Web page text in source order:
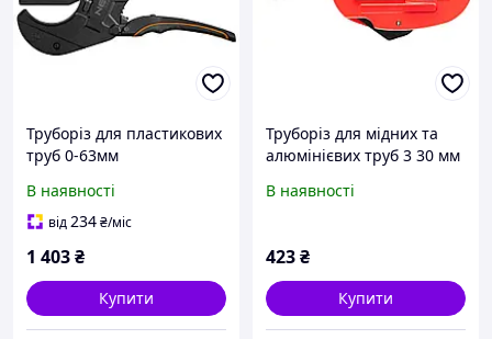
Труборіз для пластикових
труб 0-63мм
В наявності
від234₴/міс
1 403₴
Купити
Труборіз для мідних та
алюмінієвих труб 3 30 мм
В наявності
423₴
Купити